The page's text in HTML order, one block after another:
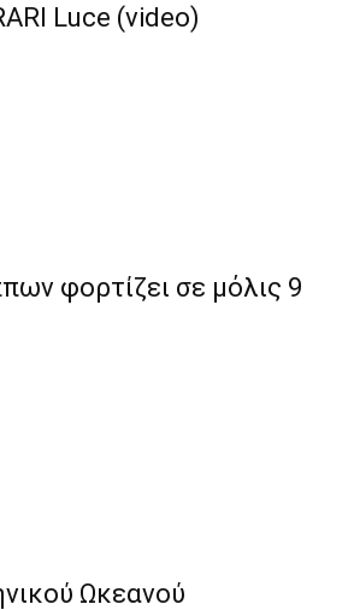
Luce (video)
φορτίζει σε μόλις 9
Ωκεανού